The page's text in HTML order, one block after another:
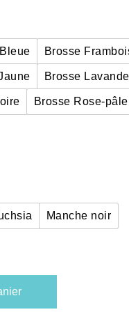
Brosse
Brosse Lavande
Brosse Rose-pâle
Manche noir